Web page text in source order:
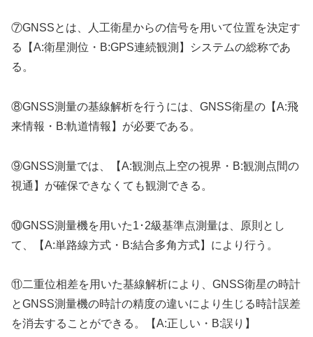
⑦GNSSとは、人工衛星からの信号を用いて位置を決定す
る【A:衛星測位・B:GPS連続観測】システムの総称であ
る。
⑧GNSS測量の基線解析を行うには、GNSS衛星の【A:飛
来情報・B:軌道情報】が必要である。
⑨GNSS測量では、【A:観測点上空の視界・B:観測点間の
視通】が確保できなくても観測できる。
⑩GNSS測量機を用いた1･2級基準点測量は、原則とし
て、【A:単路線方式・B:結合多角方式】により行う。
⑪二重位相差を用いた基線解析により、GNSS衛星の時計
とGNSS測量機の時計の精度の違いにより生じる時計誤差
を消去することができる。【A:正しい・B:誤り】